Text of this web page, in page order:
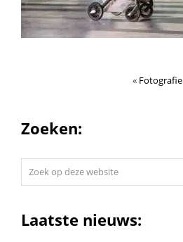
« Fotografie
Zoeken:
website
Laatste nieuws: